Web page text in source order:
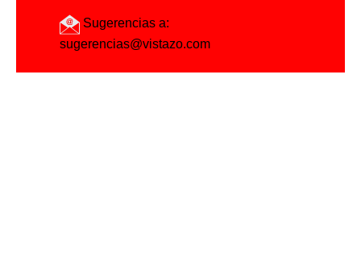
Sugerencias a:
sugerencias@vistazo.com